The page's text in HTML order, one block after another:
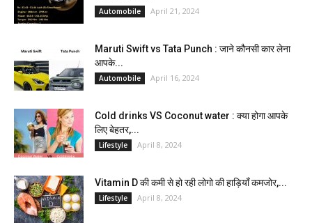
Automobile April 21, 2024
Maruti Swift vs Tata Punch : जाने कौनसी कार लेना
आपके...
Automobile April 16, 2024
Cold drinks VS Coconut water : क्या होगा आपके
लिए बेहतर,...
Lifestyle April 8, 2024
Vitamin D की कमी से हो रही लोगो की हाड़ियाँ कमजोर,...
Lifestyle April 8, 2024